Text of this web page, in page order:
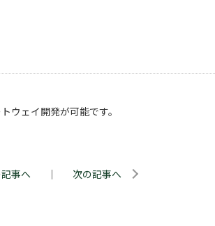
ェイ開発が可能です。
事へ ｜ 次の記事へ